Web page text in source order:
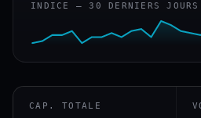
INDICE — 30 DERNIERS JOURS
CAP. TOTALE